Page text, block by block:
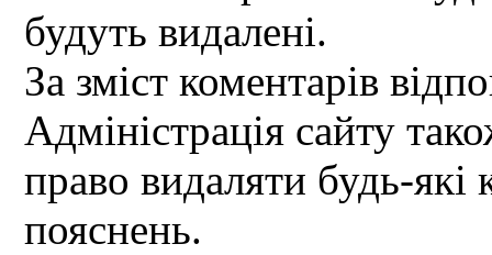
будуть видалені.
За зміст коментарів
Адміністрація сайту
право видаляти будь-які
пояснень.